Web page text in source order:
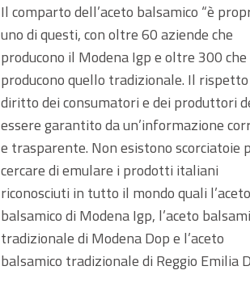
Il comparto dell’aceto balsamico “è
uno di questi, con oltre 60 aziende che
producono il Modena Igp e oltre 300 che
producono quello tradizionale. Il
diritto dei consumatori e dei produttori
essere garantito da un’informazione
e trasparente. Non esistono scorciatoie
cercare di emulare i prodotti italiani
riconosciuti in tutto il mondo quali l’aceto
balsamico di Modena Igp, l’aceto
tradizionale di Modena Dop e l’aceto
balsamico tradizionale di Reggio Emilia